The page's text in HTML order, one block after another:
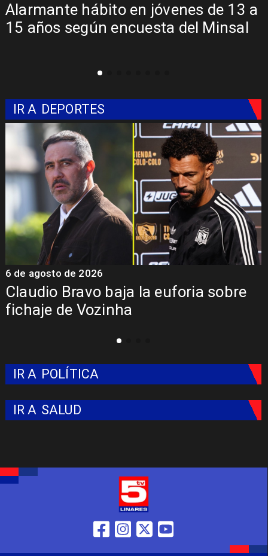
en jóvenes de 13 a
del Minsal
Aprueban
Sebastián Piñera
IR A DEPORTES
Claudio Bravo baja la euforia sobre
fichaje de Vozinha
6 de agosto de 2026
IR A POLÍTICA
IR A SALUD